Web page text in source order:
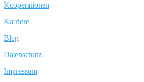
Kooperationen
Karriere
Blog
Datenschutz
Impressum